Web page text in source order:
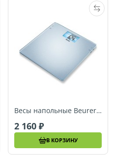
Весы напольные Beurer GS42 BMI
2 160
В КОРЗИНУ